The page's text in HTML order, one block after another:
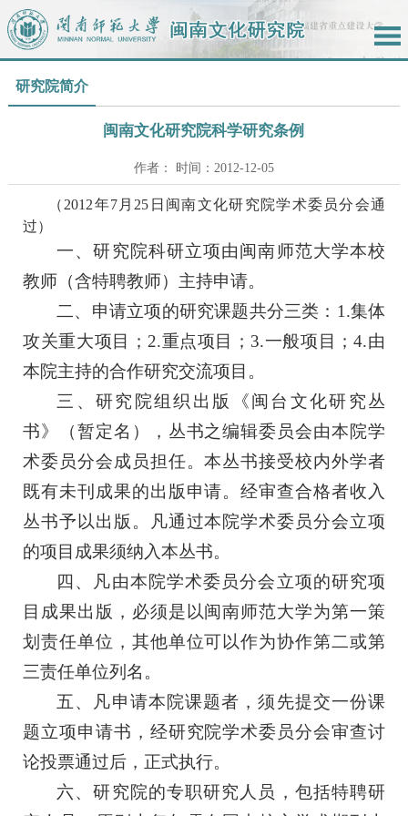
研究院简介
闽南文化研究院科学研究条例
作者： 时间：2012-12-05
（ 2012年7月 25 日 闽南文化研究院学术委员分会通
过）
一、研究院科研立项由闽南师范大学本校
教师（含特聘教师）主持申请。
二、申请立项的研究课题共分三类： 1.集体
攻关重大项目； 2.重点项目； 3.一般项目；4.由
本院主持的合作研究交流项目。
三、研究院组织出版《闽台文化研究丛
书》（暂定名），丛书之编辑委员会由本院学
术委员分会成员担任。本丛书接受校内外学者
既有未刊成果的出版申请。经审查合格者收入
丛书予以出版。凡通过本院学术委员分会立项
的项目成果须纳入本丛书。
四、凡由本院学术委员分会立项的研究项
目成果出版，必须是以闽南师范大学为第一策
划责任单位，其他单位可以作为协作第二或第
三责任单位列名。
五、凡申请本院课题者，须先提交一份课
题立项申请书，经研究院学术委员分会审查讨
论投票通过后，正式执行。
六、研究院的专职研究人员，包括特聘研